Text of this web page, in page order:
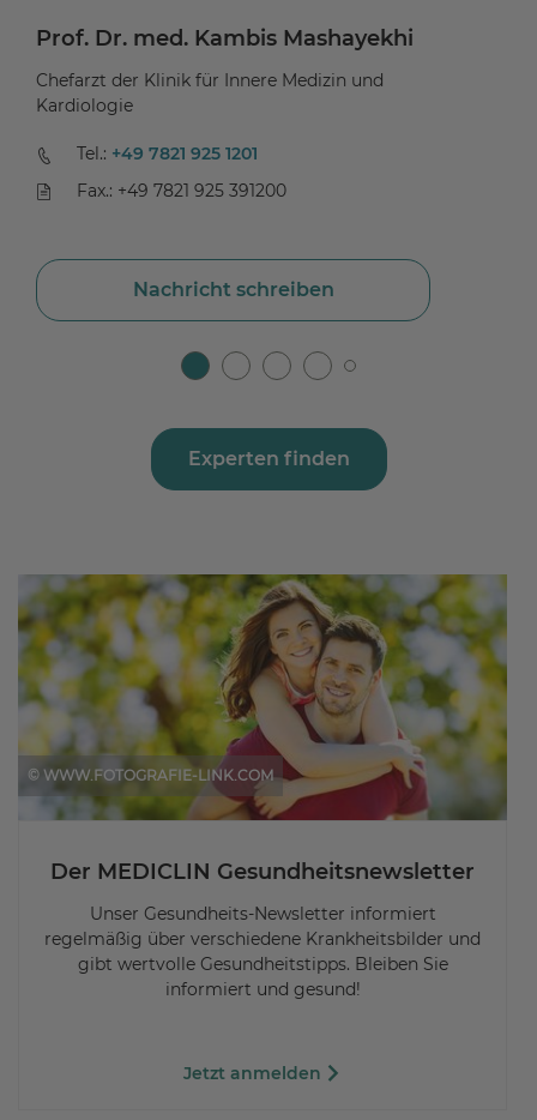
Prof. Dr. med. Kambis Mashayekhi
Chefarzt der Klinik für Innere Medizin und
Kardiologie
Tel.: +49 7821 925 1201
Fax.: +49 7821 925 391200
Nachricht schreiben
Experten finden
© WWW.FOTOGRAFIE-LINK.COM
Der MEDICLIN Gesundheitsnewsletter
Unser Gesundheits-Newsletter informiert
regelmäßig über verschiedene Krankheitsbilder und
gibt wertvolle Gesundheitstipps. Bleiben Sie
informiert und gesund!
Jetzt anmelden